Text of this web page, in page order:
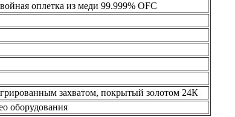
оплетка из меди 99.999% OFC
захватом, покрытый золотом 24К
оборудования